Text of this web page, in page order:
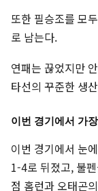
또한 필승조를 모
로 남는다.
연패는 끊었지만
타선의 꾸준한 생
이번 경기에서 가
이번 경기에서 눈
1-4로 뒤졌고, 불
점 홈런과 오태곤